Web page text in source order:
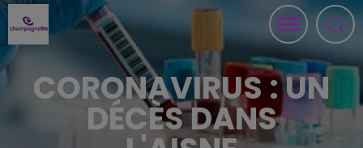
CORONAVIRUS : UN
DÉCÈS DANS